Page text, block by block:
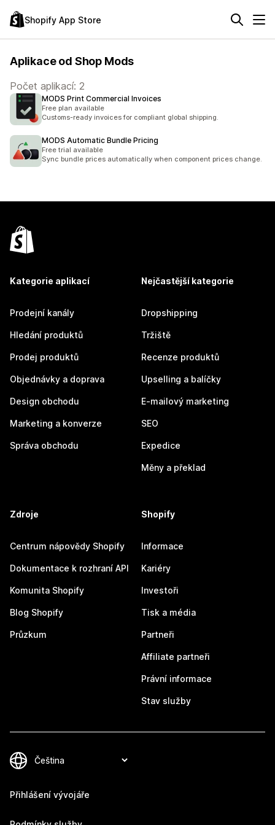
Shopify App Store
Aplikace od Shop Mods
Počet aplikací: 2
MODS Print Commercial Invoices
Free plan available
Customs-ready invoices for compliant global shipping.
MODS Automatic Bundle Pricing
Free trial available
Sync bundle prices automatically when component prices change.
Kategorie aplikací
Prodejní kanály
Hledání produktů
Prodej produktů
Objednávky a doprava
Design obchodu
Marketing a konverze
Správa obchodu
Nejčastější kategorie
Dropshipping
Tržiště
Recenze produktů
Upselling a balíčky
E-mailový marketing
SEO
Expedice
Měny a překlad
Zdroje
Centrum nápovědy Shopify
Dokumentace k rozhraní API
Komunita Shopify
Blog Shopify
Průzkum
Shopify
Informace
Kariéry
Investoři
Tisk a média
Partneři
Affiliate partneři
Právní informace
Stav služby
Přihlášení vývojáře